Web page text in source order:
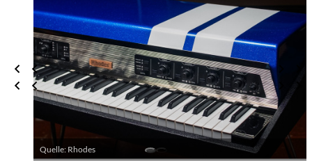
Quelle: Rhodes